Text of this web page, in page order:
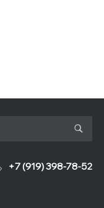
+7 (919) 398-78-52